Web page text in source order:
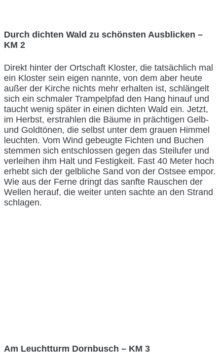
Durch dichten Wald zu schönsten Ausblicken –
KM 2
Direkt hinter der Ortschaft Kloster, die tatsächlich mal
ein Kloster sein eigen nannte, von dem aber heute
außer der Kirche nichts mehr erhalten ist, schlängelt
sich ein schmaler Trampelpfad den Hang hinauf und
taucht wenig später in einen dichten Wald ein. Jetzt,
im Herbst, erstrahlen die Bäume in prächtigen Gelb-
und Goldtönen, die selbst unter dem grauen Himmel
leuchten. Vom Wind gebeugte Fichten und Buchen
stemmen sich entschlossen gegen das Steilufer und
verleihen ihm Halt und Festigkeit. Fast 40 Meter hoch
erhebt sich der gelbliche Sand von der Ostsee empor.
Wie aus der Ferne dringt das sanfte Rauschen der
Wellen herauf, die weiter unten sachte an den Strand
schlagen.
Am Leuchtturm Dornbusch – KM 3